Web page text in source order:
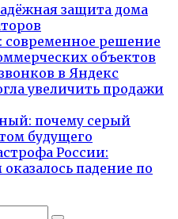
защита дома
решение
объектов
в Яндекс
увеличить продажи
почему серый
будущего
России:
падение по